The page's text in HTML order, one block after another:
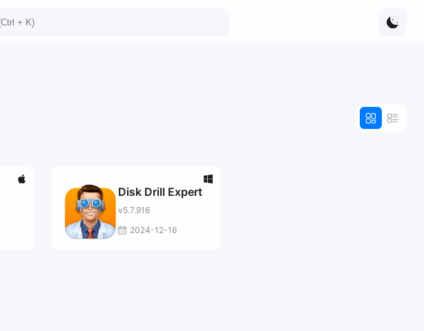
Disk Drill Expert
v5.7.916
2024-12-16